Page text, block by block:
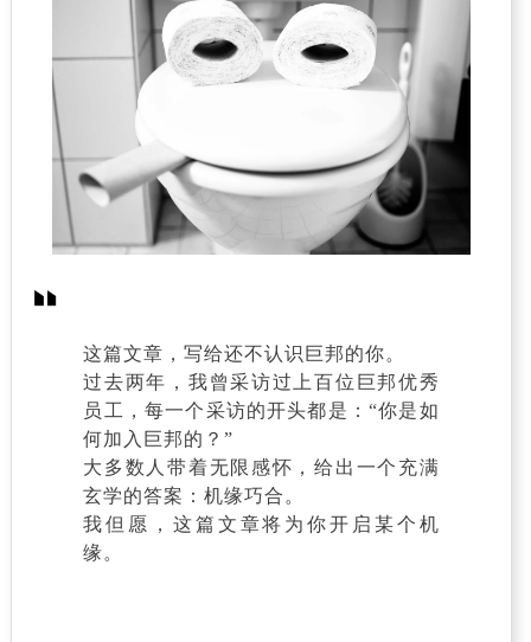
这篇文章，写给还不认识巨邦的你。
过去两年，我曾采访过上百位巨邦优秀
员工，每一个采访的开头都是：“你是如
何加入巨邦的？”
大多数人带着无限感怀，给出一个充满
玄学的答案：机缘巧合。
我但愿，这篇文章将为你开启某个机
缘。